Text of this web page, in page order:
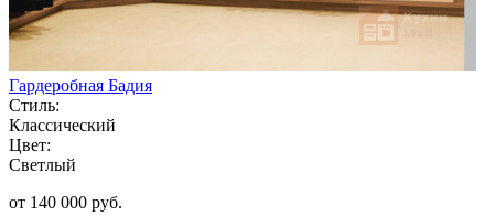
Гардеробная Бадия
Стиль:
Классический
Цвет:
Светлый
от 140 000 руб.